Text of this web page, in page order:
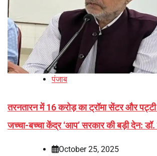
पंजाब
तरनतारन में 16 करोड़ का ट्रॉमा सेंटर और
जच्चा-बच्चा केंद्र ‘आप’ सरकार की बड़ी देन: डॉ.
October 25, 2025